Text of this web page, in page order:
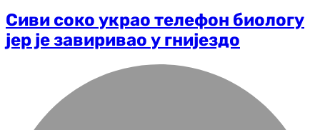
Сиви соко украо телефон биологу
јер је завиривао у гнијездо